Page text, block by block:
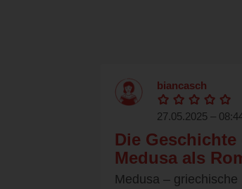
biancasch
27.05.2025 –
Die Geschichte
Medusa als
Medusa – griechische